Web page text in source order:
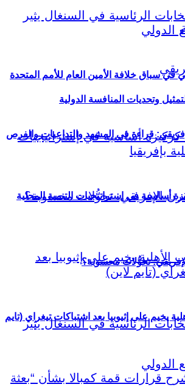
قراءة في المشهد والتداعيات والفرص
الإفريقي: تحوُّلات محسوبة؟
في سباق خلافة الأمين العام للأمم المتحدة
وتحديات المنافسة الدولية
أساسية في إستراتيجيات التنمية المحلية
يخيم على إثيوبيا بعد اشتباكات تيغراي (تايم